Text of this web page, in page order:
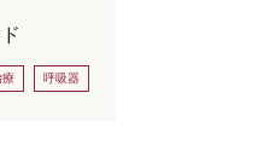
療 呼吸器